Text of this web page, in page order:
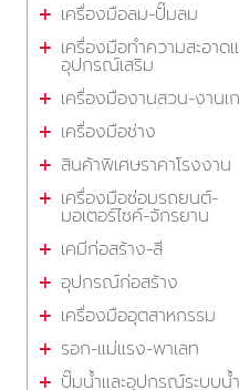
เครื่องมือลม-ปั๊มลม
เครื่องมือทำความสะอาด
อุปกรณ์เสริม
เครื่องมืองานสวน-งานเ
เครื่องมือช่าง
สินค้าพิเศษราคาโรงงาน
เครื่องมือซ่อมรถยนต์-
มอเตอร์ไซค์-จักรยาน
เคมีก่อสร้าง-สี
อุปกรณ์ก่อสร้าง
เครื่องมืออุตสาหกรรม
รอก-แม่แรง-พาเลท
ปั๊มน้ำและอุปกรณ์ระบบน้ำ